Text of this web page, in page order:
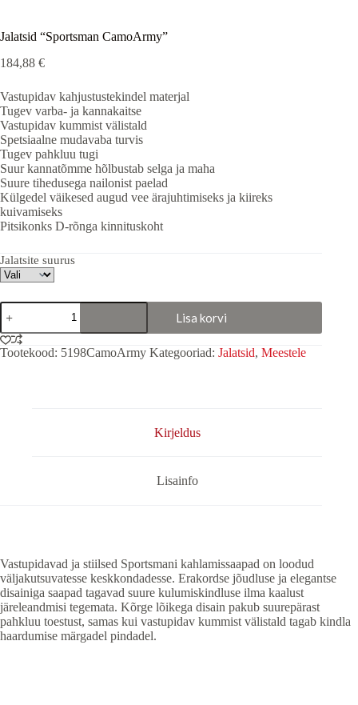
Jalatsid “Sportsman CamoArmy”
184,88 €
Vastupidav kahjustustekindel materjal
Tugev varba- ja kannakaitse
Vastupidav kummist välistald
Spetsiaalne mudavaba turvis
Tugev pahkluu tugi
Suur kannatõmme hõlbustab selga ja maha
Suure tihedusega nailonist paelad
Külgedel väikesed augud vee ärajuhtimiseks ja kiireks
kuivamiseks
Pitsikonks D-rõnga kinnituskoht
Jalatsite suurus
Jalatsid
"Sportsman
CamoArmy"
kogus
Lisa korvi
Tootekood: 5198CamoArmy Kategooriad: Jalatsid, Meestele
Kirjeldus
Lisainfo
Vastupidavad ja stiilsed Sportsmani kahlamissaapad on loodud
väljakutsuvatesse keskkondadesse. Erakordse jõudluse ja elegantse
disainiga saapad tagavad suure kulumiskindluse ilma kaalust
järeleandmisi tegemata. Kõrge lõikega disain pakub suurepärast
pahkluu toestust, samas kui vastupidav kummist välistald tagab kindla
haardumise märgadel pindadel.